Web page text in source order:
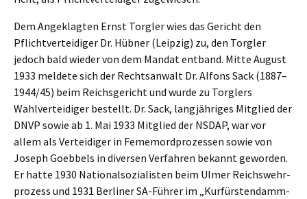
Dem Angeklag­ten Ernst Torgler wies das Gericht den
Pflicht­ver­tei­di­ger Dr. Hübner (Leipzig) zu, den Torgler
jedoch bald wieder von dem Mandat entband. Mitte August
1933 melde­te sich der Rechts­an­walt Dr. Alfons Sack (1887–
1944/45) beim Reichs­ge­richt und wurde zu Torglers
Wahlver­tei­di­ger bestellt. Dr. Sack, langjäh­ri­ges Mitglied der
DNVP sowie ab 1. Mai 1933 Mitglied der NSDAP, war vor
allem als Vertei­di­ger in Fememord­pro­zes­sen sowie von
Joseph Goebbels in diver­sen Verfah­ren bekannt gewor­den.
Er hatte 1930 Natio­nal­so­zia­lis­ten beim Ulmer Reichs­wehr­
pro­zess und 1931 Berli­ner SA-Führer im „Kurfürs­ten­damm-